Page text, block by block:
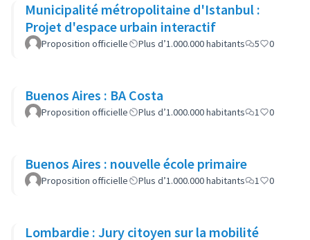
Municipalité métropolitaine d'Istanbul :
Projet d'espace urbain interactif
Proposition officielle Plus d’1.000.000 habitants 5 0
Buenos Aires : BA Costa
Proposition officielle Plus d’1.000.000 habitants 1 0
Buenos Aires : nouvelle école primaire
Proposition officielle Plus d’1.000.000 habitants 1 0
Lombardie : Jury citoyen sur la mobilité